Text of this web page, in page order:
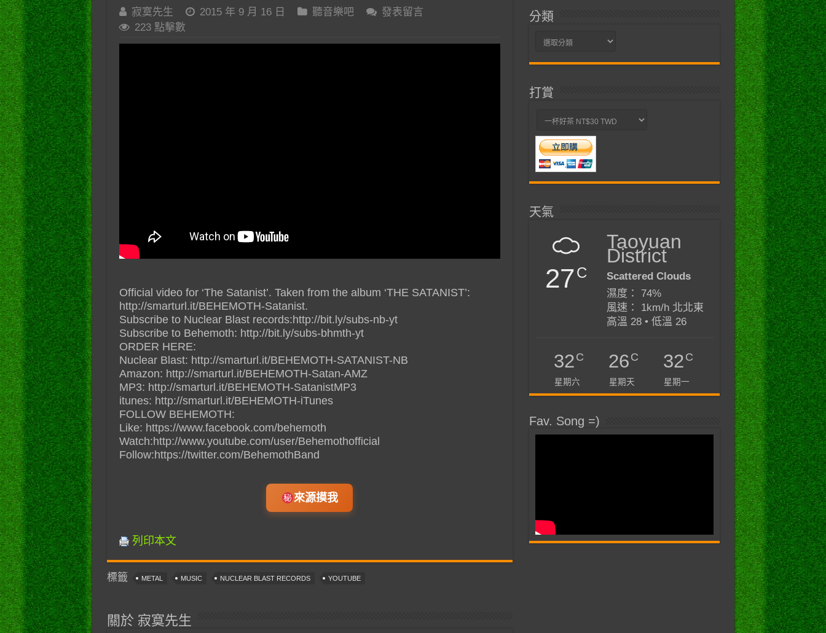
寂寞先生 2015 年 9 月 16 日 聽音樂吧
發表留言
223 點擊數
Official video for ‘The Satanist’. Taken from the album ‘THE SATANIST’:
http://smarturl.it/BEHEMOTH-Satanist.
Subscribe to Nuclear Blast records:http://bit.ly/subs-nb-yt
Subscribe to Behemoth: http://bit.ly/subs-bhmth-yt
ORDER HERE:
Nuclear Blast: http://smarturl.it/BEHEMOTH-SATANIST-NB
Amazon: http://smarturl.it/BEHEMOTH-Satan-AMZ
MP3: http://smarturl.it/BEHEMOTH-SatanistMP3
itunes: http://smarturl.it/BEHEMOTH-iTunes
FOLLOW BEHEMOTH:
Like: https://www.facebook.com/behemoth
Watch:http://www.youtube.com/user/Behemothofficial
Follow:https://twitter.com/BehemothBand
來源摸我
列印本文
標籤 METAL MUSIC NUCLEAR BLAST RECORDS YOUTUBE
關於 寂寞先生
分類
分
打賞
天氣
27C
Taoyuan
District
Scattered Clouds
濕度： 74%
風速： 1km/h 北北東
高溫 28 • 低溫 26
32C
星期六
26C
星期天
32C
星期一
Fav. Song =)